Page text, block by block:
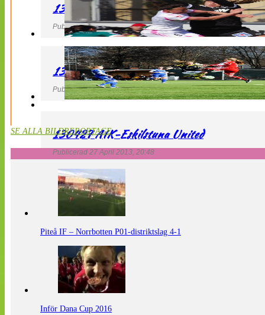
130427 IF Limhamn Bunkeflo – QBIK
Publicerad 27 April 2013, 21:10
130427 LdB FC Malmö – Mallbackens IF
Publicerad 27 April 2013, 20:54
130427 AIK-Eskilstuna United
Publicerad 27 April 2013, 20:48
SE ALLA BILDREPORTAGE
Piteå IF – Norrbotten P01-distriktslag 4-1
Inför Dana Cup 2016